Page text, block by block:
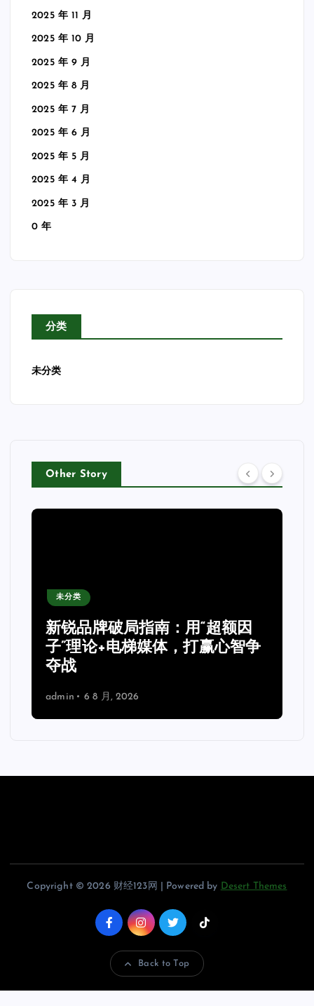
2025 年 11 月
2025 年 10 月
2025 年 9 月
2025 年 8 月
2025 年 7 月
2025 年 6 月
2025 年 5 月
2025 年 4 月
2025 年 3 月
0 年
分类
未分类
Other Story
未分类
新锐品牌破局指南：用“超额因
子”理论+电梯媒体，打赢心智争
夺战
admin 6 8 月, 2026
Copyright © 2026 财经123网 | Powered by Desert Themes
Back to Top